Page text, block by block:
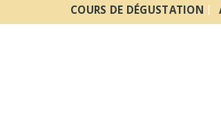
COURS DE DÉGUSTATION